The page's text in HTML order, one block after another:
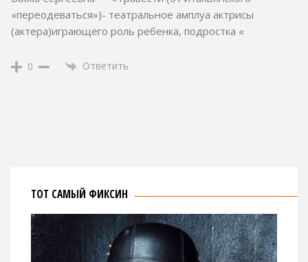
«переодеваться»)- театральное амплуа актрисы
(актера)играющего роль ребенка, подростка «
0 Ответить
ТОТ САМЫЙ ФИКСИН